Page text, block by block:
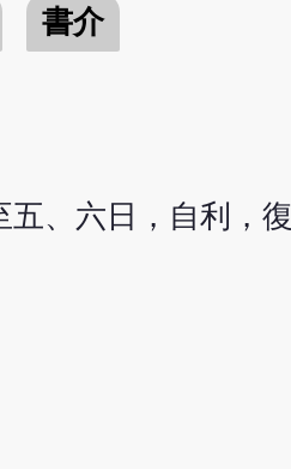
書介
、六日，自利，